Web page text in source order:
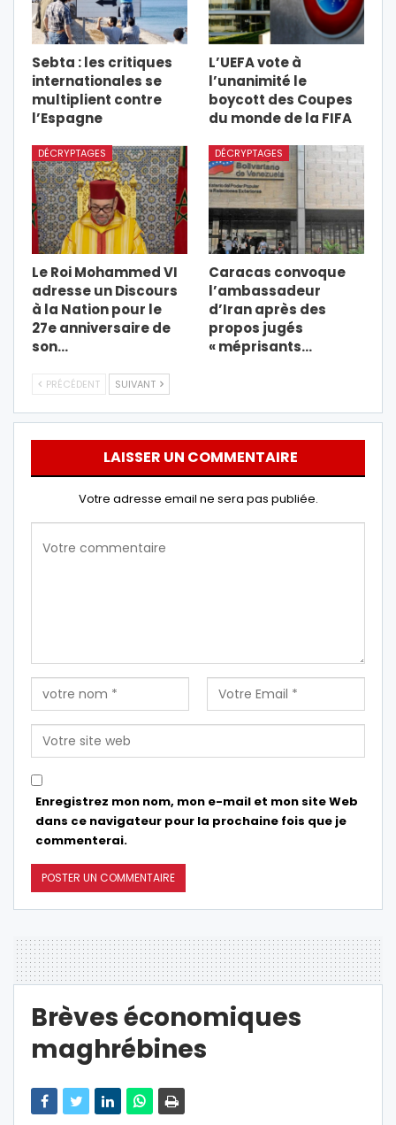
Sebta : les critiques
internationales se
multiplient contre
l’Espagne
L’UEFA vote à
l’unanimité le
boycott des Coupes
du monde de la FIFA
DÉCRYPTAGES
Le Roi Mohammed VI
adresse un Discours
à la Nation pour le
27e anniversaire de
son…
DÉCRYPTAGES
Caracas convoque
l’ambassadeur
d’Iran après des
propos jugés
« méprisants…
PRÉCÉDENT SUIVANT
LAISSER UN COMMENTAIRE
Votre adresse email ne sera pas publiée.
Enregistrez mon nom, mon e-mail et mon site Web
dans ce navigateur pour la prochaine fois que je
commenterai.
Brèves économiques
maghrébines